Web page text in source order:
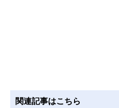
関連記事はこちら